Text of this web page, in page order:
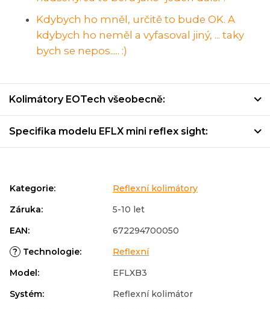
Kdybych ho mněl, určitě to bude OK. A
kdybych ho neměl a vyfasoval jiný, ... taky
bych se nepos..... :)
Kolimátory EOTech všeobecně:
Specifika modelu EFLX mini reflex sight:
Kategorie:
Reflexní kolimátory
Záruka:
5-10 let
EAN:
672294700050
?
Technologie:
Reflexní
Model :
EFLXB3
Systém:
Reflexní kolimátor